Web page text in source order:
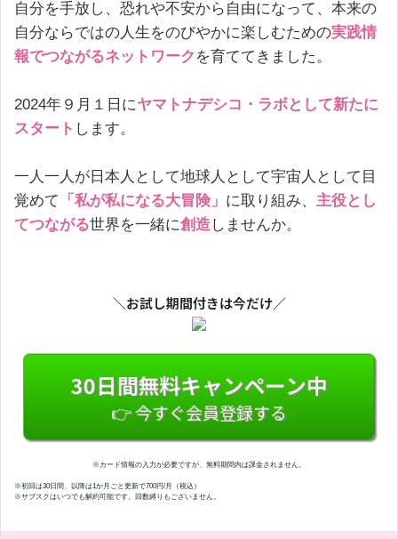
自分を手放し、恐れや不安から自由になって、本来の
自分ならではの人生をのびやかに楽しむための実践情
報でつながるネットワーク を育ててきました。
2024年９月１日にヤマトナデシコ・ラボとして新たに
スタート します。
一人一人が日本人として地球人として宇宙人として目
覚めて
「私が私になる大冒険」 に取り組み、 主役とし
てつながる世界を一緒に創造しませんか。
＼お試し期間付きは今だけ／
30日間無料キャンペーン中
👉 今すぐ会員登録する
※カード情報の入力が必要ですが、無料期間内は課金されません。
※初回は30日間、以降は1か月ごと更新で700円/月（税込）
※サブスクはいつでも解約可能です。回数縛りもございません。